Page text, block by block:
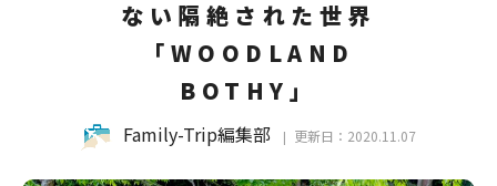
ない隔絶された世界
「WOODLAND
BOTHY」
Family-Trip編集部 更新日：2020.11.07